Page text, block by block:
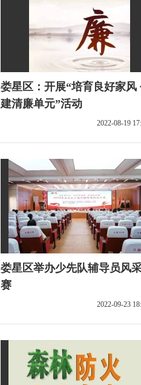
娄星区：开展“培育良好家风
建清廉单元”活动
2022-08-19
娄星区举办少先队辅导员风
赛
2022-09-23